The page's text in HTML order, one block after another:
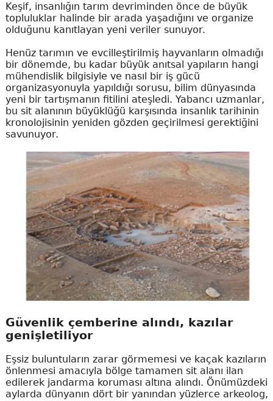
Keşif, insanlığın tarım devriminden önce de büyük
topluluklar halinde bir arada yaşadığını ve organize
olduğunu kanıtlayan yeni veriler sunuyor.
Henüz tarımın ve evcilleştirilmiş hayvanların olmadığı
bir dönemde, bu kadar büyük anıtsal yapıların hangi
mühendislik bilgisiyle ve nasıl bir iş gücü
organizasyonuyla yapıldığı sorusu, bilim dünyasında
yeni bir tartışmanın fitilini ateşledi. Yabancı uzmanlar,
bu sit alanının büyüklüğü karşısında insanlık tarihinin
kronolojisinin yeniden gözden geçirilmesi gerektiğini
savunuyor.
Güvenlik çemberine alındı, kazılar
genişletiliyor
Eşsiz buluntuların zarar görmemesi ve kaçak kazıların
önlenmesi amacıyla bölge tamamen sit alanı ilan
edilerek jandarma koruması altına alındı. Önümüzdeki
aylarda dünyanın dört bir yanından yüzlerce arkeolog,